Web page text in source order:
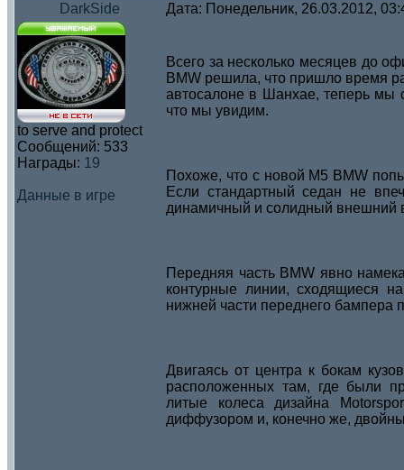
DarkSide Дата: Понедельник, 26.03.2012,
to serve and protect
Сообщений: 533
Награды: 19
Данные в игре
Всего за несколько месяцев до
BMW решила, что пришло время
автосалоне в Шанхае, теперь мы
что мы увидим.
Похоже, что с новой M5 BMW
Если стандартный седан не
динамичный и солидный внешний
Передняя часть BMW явно
контурные линии, сходящиеся
нижней части переднего бампера
Двигаясь от центра к бокам
расположенных там, где были
литые колеса дизайна
диффузором и, конечно же,